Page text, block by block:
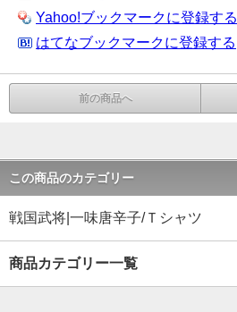
Yahoo!ブックマークに登録する
はてなブックマークに登録する
前の商品へ
この商品のカテゴリー
戦国武将|一味唐辛子/Ｔシャツ
商品カテゴリー一覧